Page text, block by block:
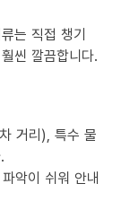
는 직접 챙기
씬 깔끔합니다.
거리), 특수 물
악이 쉬워 안내